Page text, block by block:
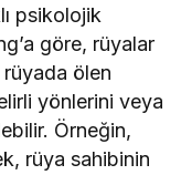
psikolojik
göre, rüyalar
rüyada ölen
yönlerini veya
Örneğin,
rüya sahibinin